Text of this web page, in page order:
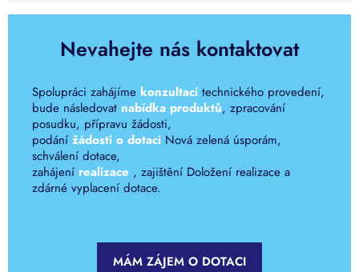
Nevahejte nás kontaktovat
Spolupráci zahájíme konzultacítechnického provedení,
bude následovat nabídka produktů, zpracování
posudku, přípravu žádosti,
podání žádosti o dotaci Nová zelená úsporám,
schválení dotace,
zahájení realizace , zajištění Doložení realizace a
zdárné vyplacení dotace.
MÁM ZÁJEM O DOTACI